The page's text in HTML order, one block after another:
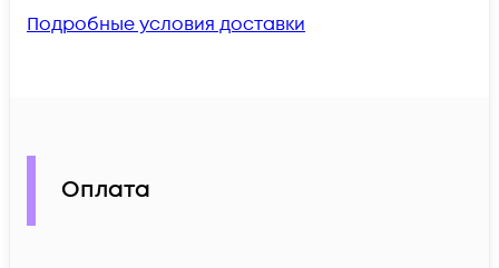
Подробные условия доставки
Оплата